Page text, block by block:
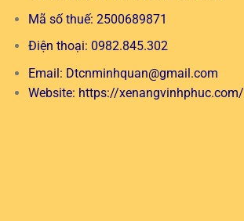
Mã số thuế: 2500689871
Điện thoại: 0982.845.302
Email: Dtcnminhquan@gmail.com
Website: https://xenangvinhphuc.com/